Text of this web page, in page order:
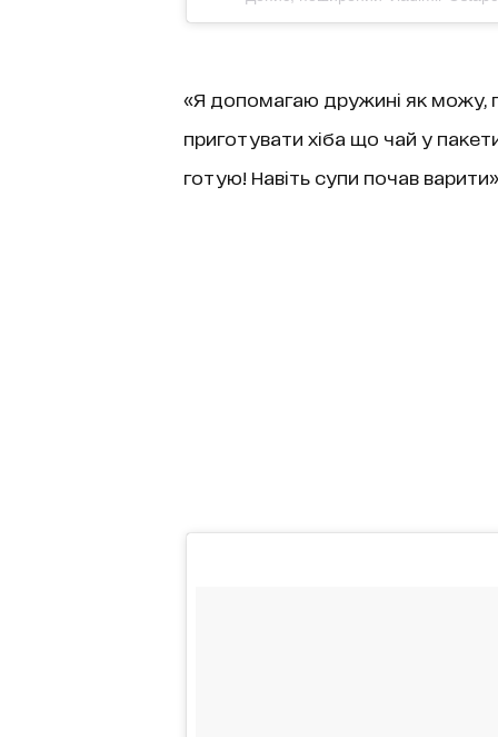
«Я допомагаю дружині як можу,
приготувати хіба що чай у
готую! Навіть супи почав